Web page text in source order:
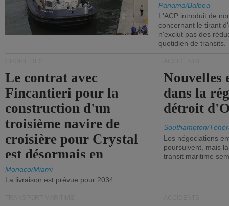
Panama/Balboa
L'ACP introduit de
concernant le tirant
n'exclut pas des
quotidien de transits.
Le contrat avec
Fincantieri pour la
construction d'un
troisième navire de
croisière pour Crystal
est désormais en
vigueur.
Monaco/Miami
La livraison est prévue pour 2034.
Nouvelles
dans la
détroit
Southampton/
Les négociations
poursuivent, mais
transit maritime